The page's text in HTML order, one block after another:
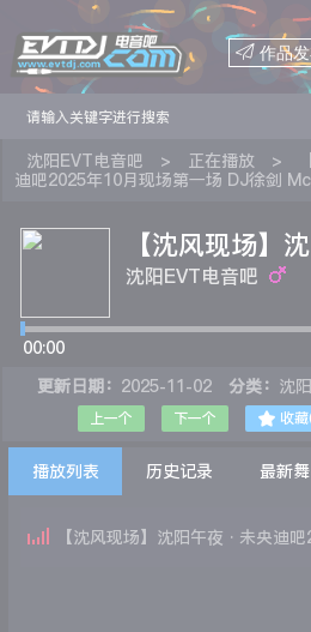
 作品
沈阳EVT电音吧 > 正在播放 >
迪吧2025年10月现场第一场 DJ徐剑
【沈风现场】
央迪吧2025年
沈阳EVT电音吧
00:00
更新日期： 2025-11-02 分类： 沈
上一个 下一个  收藏(
播放列表 历史记录 最新
【沈风现场】沈阳午夜·未央迪